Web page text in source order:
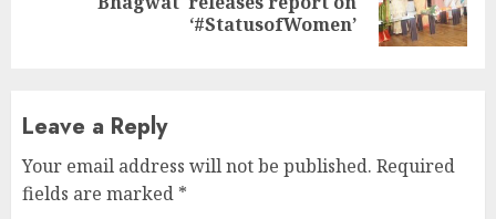
‘#StatusofWomen’
Leave a Reply
Your email address will not be published. Required
fields are marked *